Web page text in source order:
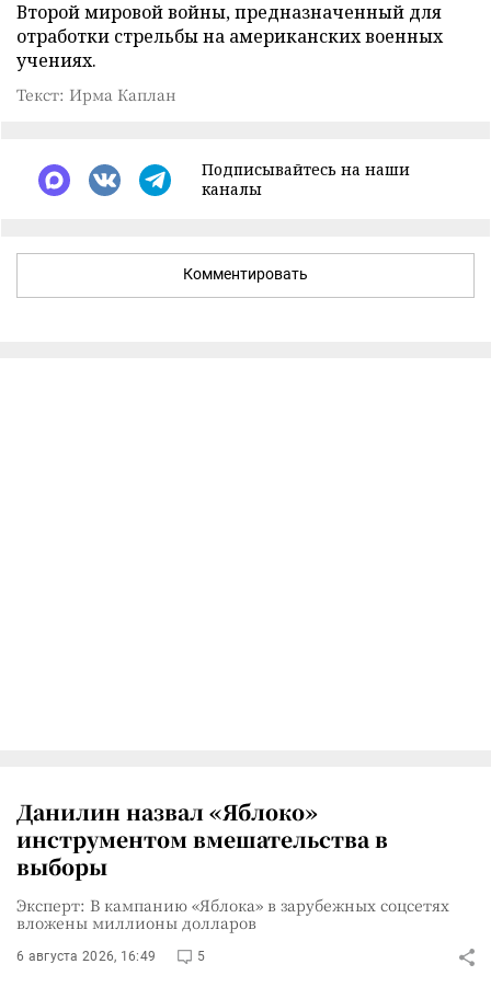
Второй мировой войны, предназначенный для
отработки стрельбы на американских военных
учениях.
Текст: Ирма Каплан
Подписывайтесь на наши
каналы
Комментировать
Данилин назвал «Яблоко»
инструментом вмешательства в
выборы
Эксперт: В кампанию «Яблока» в зарубежных соцсетях
вложены миллионы долларов
6 августа 2026, 16:49 5